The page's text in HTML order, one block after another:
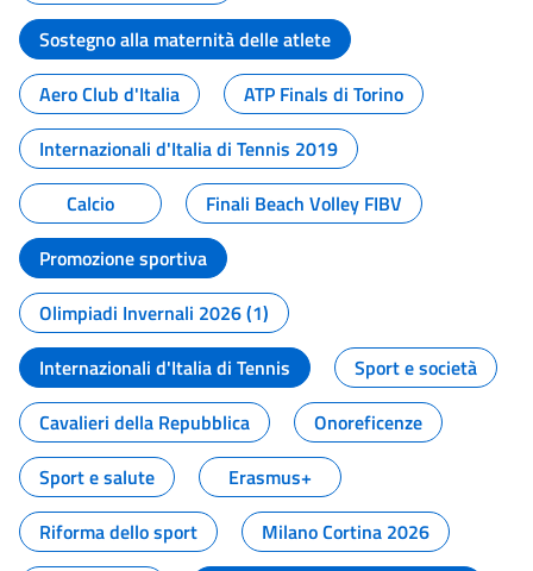
Sostegno alla maternità delle atlete
Aero Club d'Italia
ATP Finals di Torino
Internazionali d'Italia di Tennis 2019
Calcio
Finali Beach Volley FIBV
Promozione sportiva
Olimpiadi Invernali 2026 (1)
Internazionali d'Italia di Tennis
Sport e società
Cavalieri della Repubblica
Onoreficenze
Sport e salute
Erasmus+
Riforma dello sport
Milano Cortina 2026